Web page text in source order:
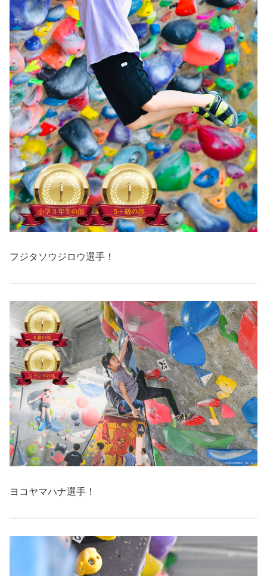
フジタソウジロウ選手！
ヨコヤマハナ選手！